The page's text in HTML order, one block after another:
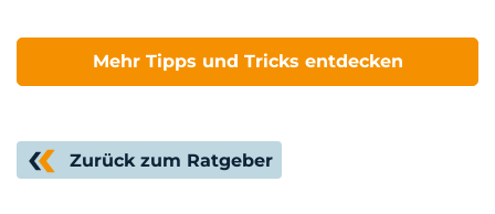
Mehr Tipps und Tricks entdecken
Zurück zum Ratgeber